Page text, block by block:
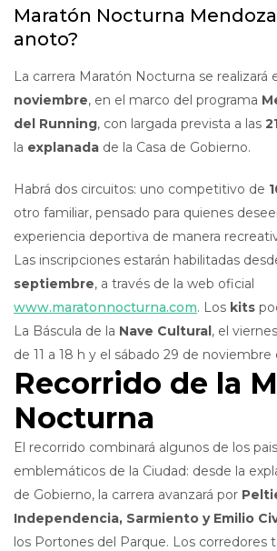
Maratón Nocturna
anoto?
La carrera Maratón Nocturna se realizará
noviembre, en el marco del programa
del Running, con largada prevista a las
la explanada de la Casa de Gobierno.
Habrá dos circuitos: uno competitivo de
otro familiar, pensado para quienes
experiencia deportiva de manera
Las inscripciones estarán habilitadas
septiembre, a través de la web oficial
www.maratonnocturna.com. Los kits
La Báscula de la Nave Cultural, el
de 11 a 18 h y el sábado 29 de noviembre
Recorrido de la
Nocturna
El recorrido combinará algunos de los
emblemáticos de la Ciudad: desde la
de Gobierno, la carrera avanzará por
Independencia, Sarmiento y Emilio
los Portones del Parque. Los corredores